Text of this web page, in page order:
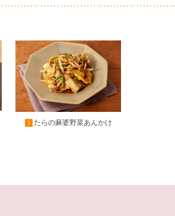
たらの麻婆野菜あんかけ